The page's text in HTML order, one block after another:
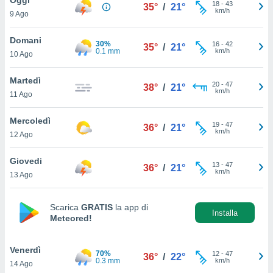
è
al sito
di
ci
di
il
un
la
nella
9 Ago
35° / 21° 18- 43
km/h
Domani
10 Ago
30%
0.1 mm
35° / 21° 16- 42
km/h
Martedì
11 Ago
38° / 21° 20- 47
km/h
Mercoledì
12 Ago
36° / 21° 19- 47
km/h
Giovedi
13 Ago
36° / 21° 13- 47
km/h
Scarica GRATIS la app di
Meteored!
Installa
Venerdì
14 Ago
70%
0.3 mm
36° / 22° 12- 47
km/h